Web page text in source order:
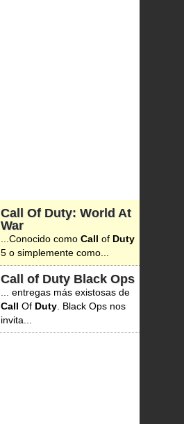
Call Of Duty: World At
War
...Conocido como Call of Duty
5 o simplemente como...
Call of Duty Black Ops
... entregas más existosas de
Call Of Duty . Black Ops nos
invita...